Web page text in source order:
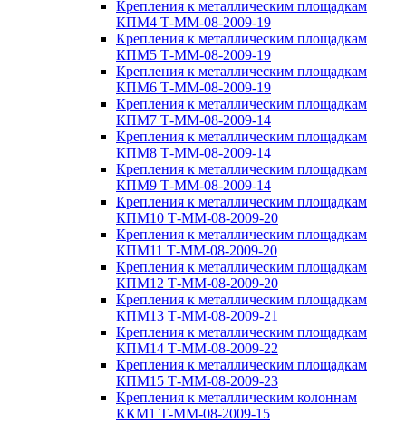
Крепления к металлическим площадкам
КПМ4 Т-ММ-08-2009-19
Крепления к металлическим площадкам
КПМ5 Т-ММ-08-2009-19
Крепления к металлическим площадкам
КПМ6 Т-ММ-08-2009-19
Крепления к металлическим площадкам
КПМ7 Т-ММ-08-2009-14
Крепления к металлическим площадкам
КПМ8 Т-ММ-08-2009-14
Крепления к металлическим площадкам
КПМ9 Т-ММ-08-2009-14
Крепления к металлическим площадкам
КПМ10 Т-ММ-08-2009-20
Крепления к металлическим площадкам
КПМ11 Т-ММ-08-2009-20
Крепления к металлическим площадкам
КПМ12 Т-ММ-08-2009-20
Крепления к металлическим площадкам
КПМ13 Т-ММ-08-2009-21
Крепления к металлическим площадкам
КПМ14 Т-ММ-08-2009-22
Крепления к металлическим площадкам
КПМ15 Т-ММ-08-2009-23
Крепления к металлическим колоннам
ККМ1 Т-ММ-08-2009-15